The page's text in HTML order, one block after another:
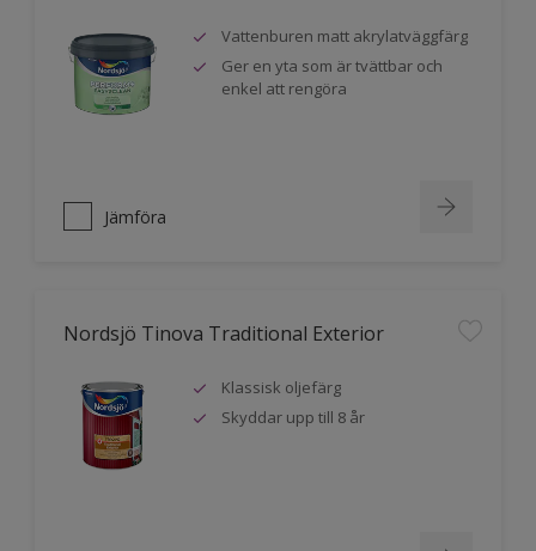
Vattenburen matt akrylatväggfärg
Ger en yta som är tvättbar och
enkel att rengöra
Jämföra
Nordsjö Tinova Traditional Exterior
Klassisk oljefärg
Skyddar upp till 8 år